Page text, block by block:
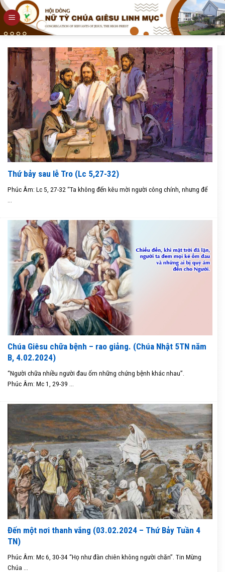
Skip
to
content
Thứ bảy sau lễ Tro (Lc 5,27-32)
Phúc Âm: Lc 5, 27-32 “Ta không đến kêu mời người công chính, nhưng để
Chúa Giêsu chữa bệnh – rao giảng. (Chúa Nhật 5TN năm
B, 4.02.2024)
“Người chữa nhiều người đau ốm những chứng bệnh khác nhau”.
Phúc Âm: Mc 1, 29-39 ...
Đến một nơi thanh vắng (03.02.2024 – Thứ Bảy Tuần 4
TN)
Phúc Âm: Mc 6, 30-34 “Họ như đàn chiên không người chăn”. Tin Mừng
Chúa ...